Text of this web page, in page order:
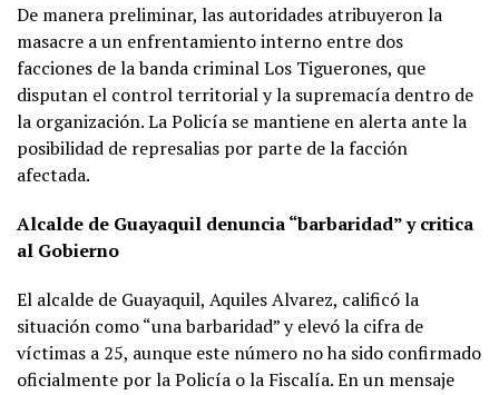
De manera preliminar, las autoridades atribuyeron la
masacre a un enfrentamiento interno entre dos
facciones de la banda criminal Los Tiguerones, que
disputan el control territorial y la supremacía dentro de
la organización. La Policía se mantiene en alerta ante la
posibilidad de represalias por parte de la facción
afectada.
Alcalde de Guayaquil denuncia “barbaridad” y critica
al Gobierno
El alcalde de Guayaquil, Aquiles Alvarez, calificó la
situación como “una barbaridad” y elevó la cifra de
víctimas a 25, aunque este número no ha sido confirmado
oficialmente por la Policía o la Fiscalía. En un mensaje